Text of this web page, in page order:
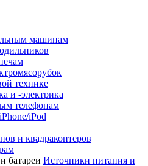
машинам
технике
и -электрика
телефонам
iPod
и квадракоптеров
Источники питания и